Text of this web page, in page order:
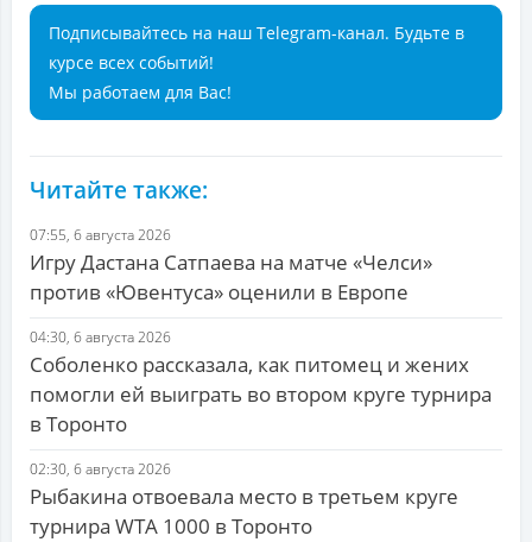
Подписывайтесь на наш Telegram-канал. Будьте в
курсе всех событий!
Мы работаем для Вас!
Читайте также:
07:55, 6 августа 2026
Игру Дастана Сатпаева на матче «Челси»
против «Ювентуса» оценили в Европе
04:30, 6 августа 2026
Соболенко рассказала, как питомец и жених
помогли ей выиграть во втором круге турнира
в Торонто
02:30, 6 августа 2026
Рыбакина отвоевала место в третьем круге
турнира WTA 1000 в Торонто